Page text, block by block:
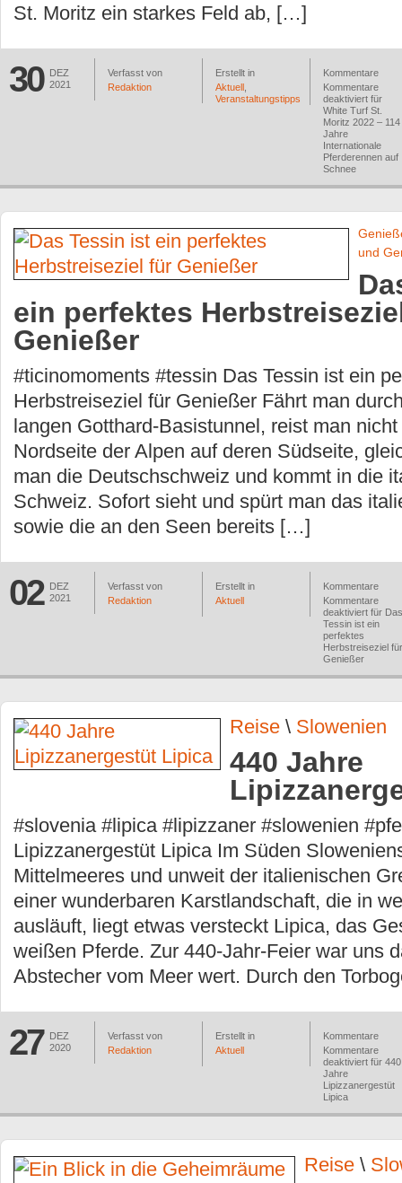
St. Moritz ein starkes Feld ab, […]
30
DEZ
2021
Verfasst von
Redaktion
Erstellt in
Aktuell
Veranstaltungstipps
Kommentare
Kommentare
deaktiviert für
White Turf St.
Moritz 2022 – 114
Jahre
Internationale
Pferderennen auf
Schnee
und
ein perfektes
Genießer
#ticinomoments #tessin Das Tessin ist ein
Herbstreiseziel für Genießer Fährt man
langen Gotthard-Basistunnel, reist man
Nordseite der Alpen auf deren Südseite,
man die Deutschschweiz und kommt in die
Schweiz. Sofort sieht und spürt man das
sowie die an den Seen bereits […]
02
DEZ
2021
Verfasst von
Redaktion
Erstellt in
Aktuell
Kommentare
Kommentare
deaktiviert für Das
Tessin ist ein
perfektes
Herbstreiseziel für
Genießer
Reise \ Slowenien
440 Jahre
#slovenia #lipica #lipizzaner #slowenien
Lipizzanergestüt Lipica Im Süden
Mittelmeeres und unweit der italienischen
einer wunderbaren Karstlandschaft, die in
ausläuft, liegt etwas versteckt Lipica, das
weißen Pferde. Zur 440-Jahr-Feier war uns
Abstecher vom Meer wert. Durch den
27
DEZ
2020
Verfasst von
Redaktion
Erstellt in
Aktuell
Kommentare
Kommentare
deaktiviert für 440
Jahre
Lipizzanergestüt
Lipica
Reise \